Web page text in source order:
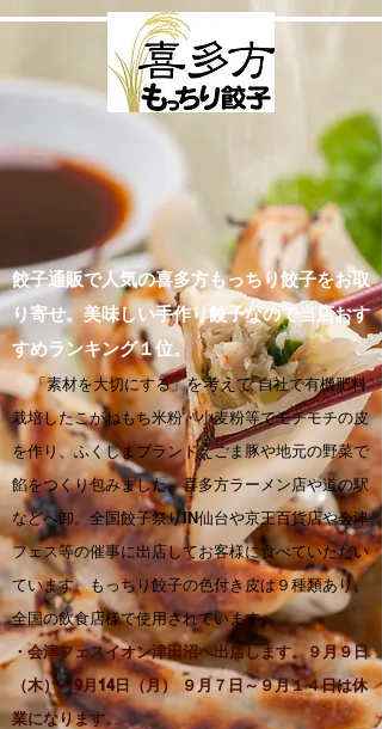
餃子通販で人気の喜多方もっちり餃子をお取
り寄せ。美味しい手作り餃子なので当店おす
すめランキング１位。
「素材を大切にする」を考えて自社で有機肥料
栽培したこがねもち米粉・小麦粉等でモチモチの皮
を作り、ふくしまブランドえごま豚や地元の野菜で
餡をつくり包みました。喜多方ラーメン店や道の駅
などへ卸。全国餃子祭りIN仙台や京王百貨店や会津
フェス等の催事に出店してお客様に食べていただい
ています。もっちり餃子の色付き皮は９種類あり、
全国の飲食店様で使用されています。
・会津フェスイオン津田沼へ出店します。９月９日
（木）～9月14日（月） ９月７日～９月１４日は休
業になります。